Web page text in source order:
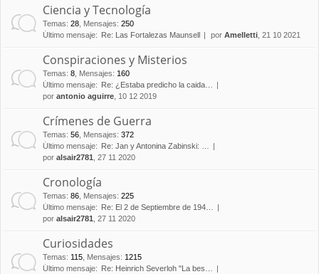
Ciencia y Tecnología
Temas: 28 Mensajes: 250
Último mensaje:
Re: Las Fortalezas Maunsell por Amelletti , 21 10 2021
Conspiraciones y Misterios
Temas: 8 Mensajes: 160
Último mensaje:
Re: ¿Estaba predicho la caida…
por antonio aguirre , 10 12 2019
Crímenes de Guerra
Temas: 56 Mensajes: 372
Último mensaje:
Re: Jan y Antonina Zabinski: …
por alsair2781 , 27 11 2020
Cronología
Temas: 86 Mensajes: 225
Último mensaje:
Re: El 2 de Septiembre de 194…
por alsair2781 , 27 11 2020
Curiosidades
Temas: 115 Mensajes: 1215
Último mensaje:
Re: Heinrich Severloh "La bes…